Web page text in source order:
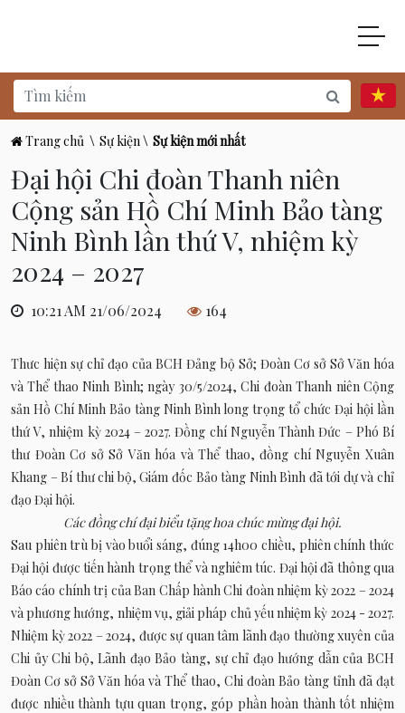
Trang chủ \ Sự kiện\ Sự kiện mới nhất
Đại hội Chi đoàn Thanh niên
Cộng sản Hồ Chí Minh Bảo tàng
Ninh Bình lần thứ V, nhiệm kỳ
2024 – 2027
10:21 AM 21/06/2024 164
Thưc hiện sự chỉ đạo của BCH Đảng bộ Sở; Đoàn Cơ sở Sở Văn hóa
và Thể thao Ninh Bình; ngày 30/5/2024, Chi đoàn Thanh niên Cộng
sản Hồ Chí Minh Bảo tàng Ninh Bình long trọng tổ chức Đại hội lần
thứ V, nhiệm kỳ 2024 – 2027. Đồng chí Nguyễn Thành Đức – Phó Bí
thư Đoàn Cơ sở Sở Văn hóa và Thể thao, đồng chí Nguyễn Xuân
Khang – Bí thư chi bộ, Giám đốc Bảo tàng Ninh Bình đã tới dự và chỉ
đạo Đại hội.
Các đồng chí đại biểu tặng hoa chúc mừng đại hội.
Sau phiên trù bị vào buổi sáng, đúng 14h00 chiều, phiên chính thức
Đại hội được tiến hành trọng thể và nghiêm túc. Đại hội đã thông qua
Báo cáo chính trị của Ban Chấp hành Chi đoàn nhiệm kỳ 2022 – 2024
và phương hướng, nhiệm vụ, giải pháp chủ yếu nhiệm kỳ 2024 - 2027.
Nhiệm kỳ 2022 – 2024, được sự quan tâm lãnh đạo thường xuyên của
Chi ủy Chi bộ, Lãnh đạo Bảo tàng, sự chỉ đạo hướng dẫn của BCH
Đoàn Cơ sở Sở Văn hóa và Thể thao, Chi đoàn Bảo tàng tỉnh đã đạt
được nhiều thành tựu quan trọng, góp phần hoàn thành tốt nhiệm